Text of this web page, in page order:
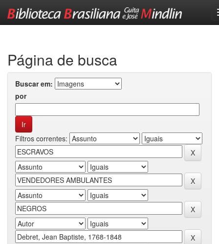
Página de busca
Buscar em:
por
Filtros correntes: